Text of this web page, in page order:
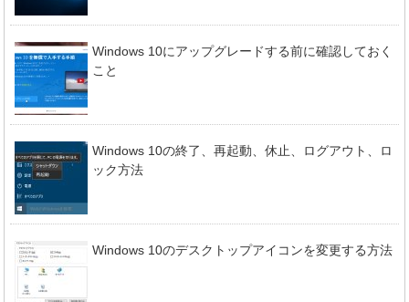
Windows 10にアップグレードする前に確認しておく
こと
Windows 10の終了、再起動、休止、ログアウト、ロ
ック方法
Windows 10のデスクトップアイコンを変更する方法